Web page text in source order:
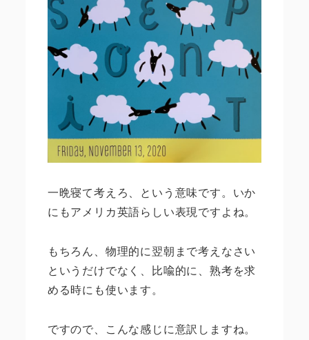
一晩寝て考えろ、という意味です。いか
にもアメリカ英語らしい表現ですよね。
もちろん、物理的に翌朝まで考えなさい
というだけでなく、比喩的に、熟考を求
める時にも使います。
ですので、こんな感じに意訳しますね。